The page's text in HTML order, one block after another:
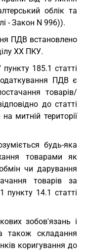
облік та
- Закон N 996)).
ПДВ встановлено
XX ПКУ.
185.1 статті
ПДВ є
товарів/
до статті
митній території
будь-яка
товарами як
чи дарування
товарів за
пункту 14.1 статті
зобов'язань і
також складання
коригування до